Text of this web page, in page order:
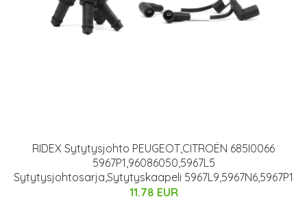
RIDEX Sytytysjohto PEUGEOT,CITROËN 685I0066
5967P1,96086050,5967L5
Sytytysjohtosarja,Sytytyskaapeli 5967L9,5967N6,5967P1
11.78 EUR